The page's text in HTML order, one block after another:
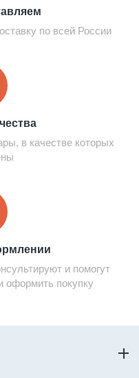
по всей России
в качестве которых
и помогут
оформить покупку